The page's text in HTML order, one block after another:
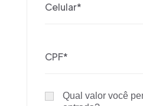
Qual valor você